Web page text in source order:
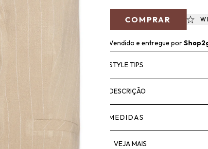
COMPRAR
Vendido e entregue por
STYLE TIPS
DESCRIÇÃO
MEDIDAS
VEJA MAIS